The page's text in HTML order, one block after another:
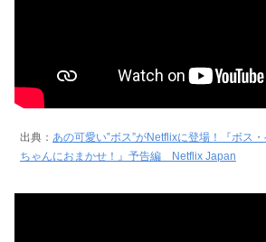
出典： あの可愛い‟ボス”がNetflixに登場！『ボス
ちゃんにおまかせ！』予告編 Netflix Japan